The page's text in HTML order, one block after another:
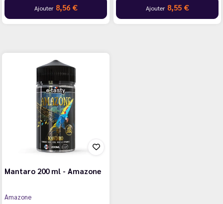
Ajouter 8,56 € Ajouter 8,55 €
Mantaro 200 ml - Amazone
Amazone